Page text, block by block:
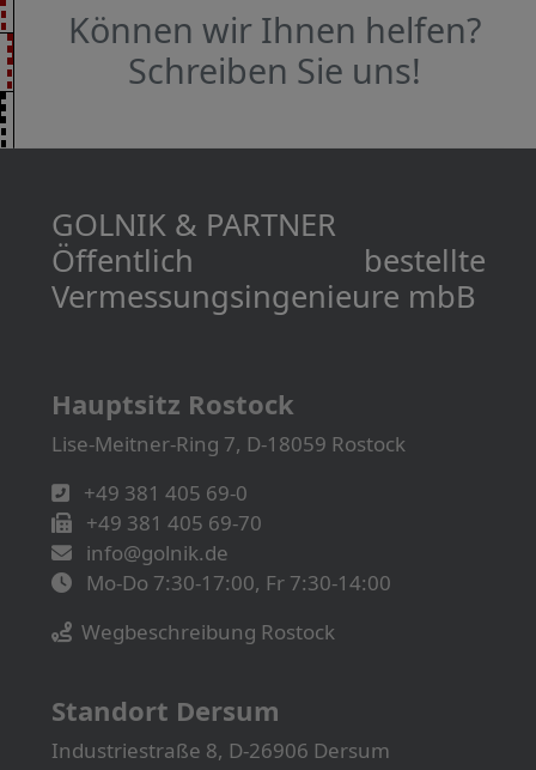
Können wir Ihnen helfen?
Schreiben Sie uns!
GOLNIK & PARTNER
Öffentlich bestellte
Vermessungs­­ingenieure mbB
Hauptsitz Rostock
Lise-Meitner-Ring 7, D-18059 Rostock
+49 381 405 69-0
+49 381 405 69-70
info@golnik.de
Mo-Do 7:30-17:00, Fr 7:30-14:00
Wegbeschreibung Rostock
Standort Dersum
Industriestraße 8, D-26906 Dersum